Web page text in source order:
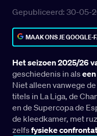
Gepubliceerd: 30-05-
MAAK ONS JE GOOGLE-
Het seizoen 2025/26
geschiedenis in als
Niet alleen vanwege
titels in La Liga, de
en de Supercopa de
de kleedkamer, met
zelfsfysieke